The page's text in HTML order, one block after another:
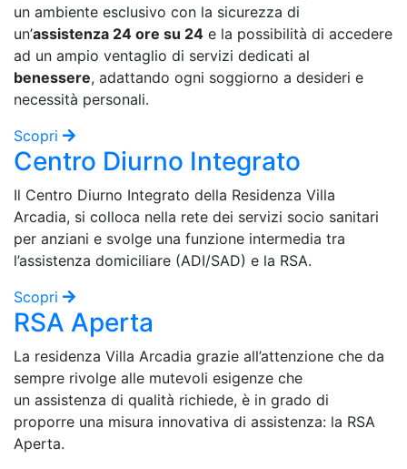
un ambiente esclusivo con la sicurezza di
un’assistenza 24 ore su 24 e la possibilità di accedere
ad un ampio ventaglio di servizi dedicati al
benessere, adattando ogni soggiorno a desideri e
necessità personali.
Scopri
Centro Diurno Integrato
Il Centro Diurno Integrato della Residenza Villa
Arcadia, si colloca nella rete dei servizi socio sanitari
per anziani e svolge una funzione intermedia tra
l’assistenza domiciliare (ADI/SAD) e la RSA.
Scopri
RSA Aperta
La residenza Villa Arcadia grazie all’attenzione che da
sempre rivolge alle mutevoli esigenze che
un assistenza di qualità richiede, è in grado di
proporre una misura innovativa di assistenza: la RSA
Aperta.